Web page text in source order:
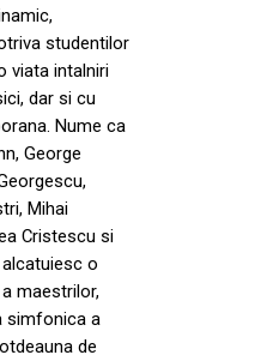
studentilor
viata intalniri
dar si cu
Nume ca
George
Mihai
Cristescu si
o
maestrilor,
simfonica a
de